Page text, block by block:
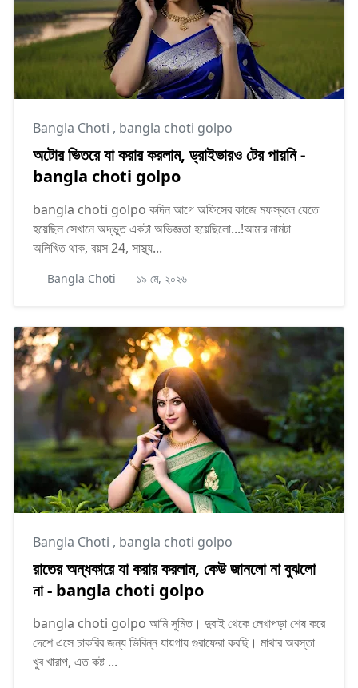
Bangla Choti , bangla choti golpo
অটোর ভিতরে যা করার করলাম, ড্রাইভারও টের পায়নি -
bangla choti golpo
bangla choti golpo কদিন আগে অফিসের কাজে মফস্বলে যেতে
হয়েছিল সেখানে অদ্ভুত একটা অভিজ্ঞতা হয়েছিলো...!আমার নামটা
অলিখিত থাক, বয়স 24, সাস্থ্য...
Bangla Choti ১৯ মে, ২০২৬
Bangla Choti , bangla choti golpo
রাতের অন্ধকারে যা করার করলাম, কেউ জানলো না বুঝলো
না - bangla choti golpo
bangla choti golpo আমি সুমিত। দুবাই থেকে লেখাপড়া শেষ করে
দেশে এসে চাকরির জন্য ভিবিন্ন যায়গায় গুরাফেরা করছি। মাথার অবস্তা
খুব খারাপ, এত কষ্ট ...